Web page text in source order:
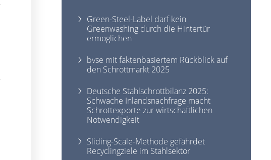
Green-Steel-Label darf kein
Greenwashing durch die Hintertür
ermöglichen
bvse mit faktenbasiertem Rückblick auf
den Schrottmarkt 2025
Deutsche Stahlschrottbilanz 2025:
Schwache Inlandsnachfrage macht
Schrottexporte zur wirtschaftlichen
Notwendigkeit
Sliding-Scale-Methode gefährdet
Recyclingziele im Stahlsektor